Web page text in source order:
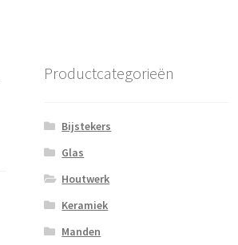
Productcategorieën
Bijstekers
Glas
Houtwerk
Keramiek
Manden